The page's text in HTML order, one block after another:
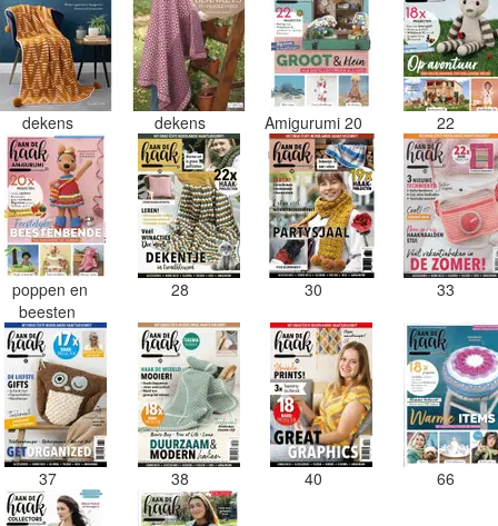
dekens dekens Amigurumi 20 22
poppen en
beesten
28 30 33
37 38 40 66